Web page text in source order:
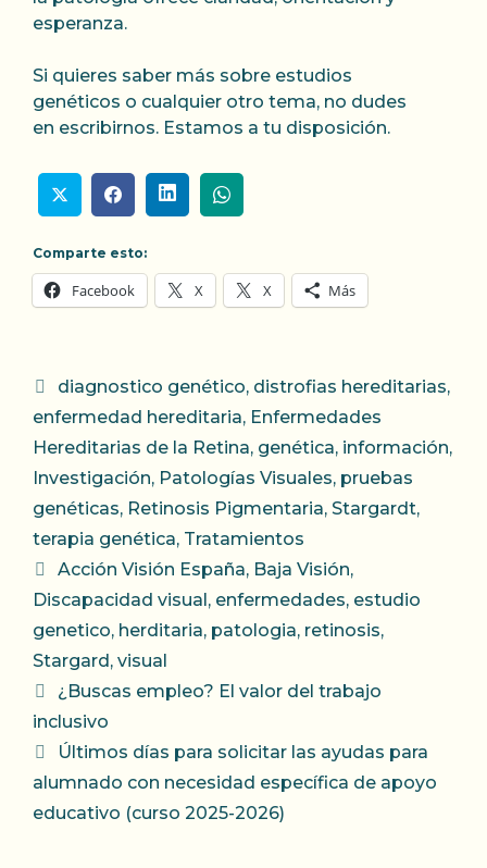
esperanza.
Si quieres saber más sobre estudios
genéticos o cualquier otro tema, no dudes
en escribirnos. Estamos a tu disposición.
Comparte esto:
Facebook X X Más
Categorías
diagnostico genético, distrofias hereditarias,
enfermedad hereditaria, Enfermedades
Hereditarias de la Retina, genética, información,
Investigación, Patologías Visuales, pruebas
genéticas, Retinosis Pigmentaria, Stargardt,
terapia genética, Tratamientos
Etiquetas
Acción Visión España, Baja Visión,
Discapacidad visual, enfermedades, estudio
genetico, herditaria, patologia, retinosis,
Stargard, visual
¿Buscas empleo? El valor del trabajo
inclusivo
Últimos días para solicitar las ayudas para
alumnado con necesidad específica de apoyo
educativo (curso 2025-2026)